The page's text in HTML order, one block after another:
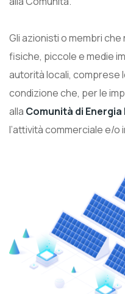
Gli azionisti o membri
fisiche, piccole e medie
autorità locali, comprese
condizione che, per le
alla Comunità di
l’attività commerciale e/o